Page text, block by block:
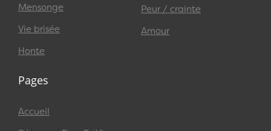
Mensonge
Vie brisée
Honte
Peur / crainte
Amour
Pages
Accueil